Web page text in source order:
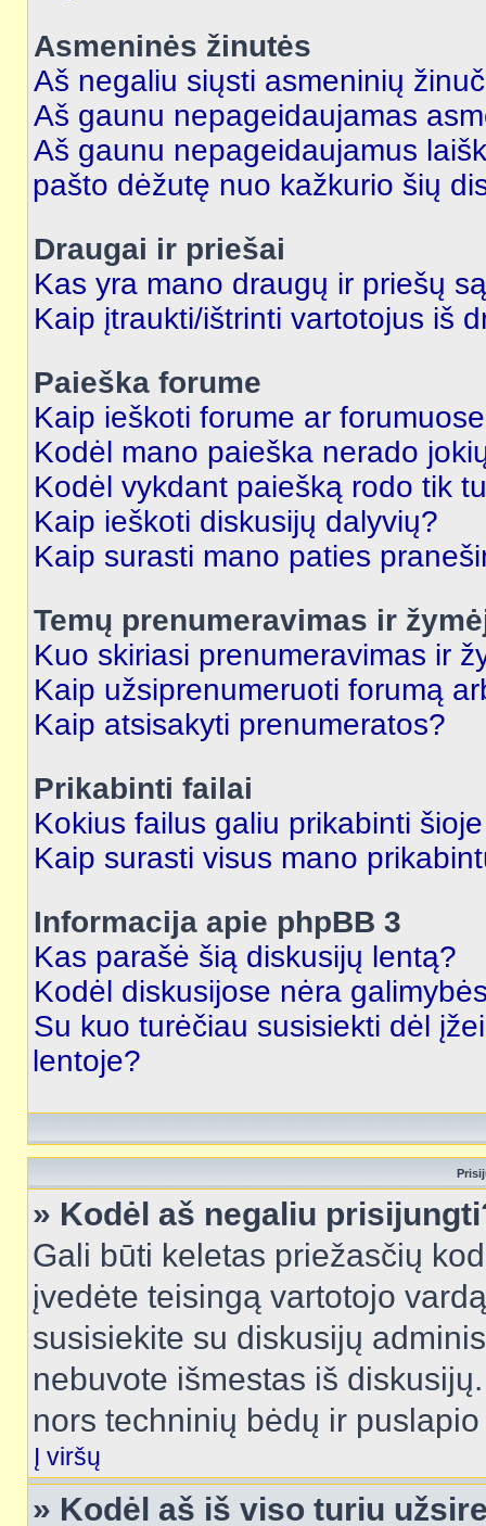
Asmeninės žinutės
Aš negaliu siųsti asmeninių
Aš gaunu nepageidaujamas
Aš gaunu nepageidaujamus
pašto dėžutę nuo kažkurio šių
Draugai ir priešai
Kas yra mano draugų ir priešų
Kaip įtraukti/ištrinti vartotojus iš
Paieška forume
Kaip ieškoti forume ar
Kodėl mano paieška nerado
Kodėl vykdant paiešką rodo tik
Kaip ieškoti diskusijų dalyvių?
Kaip surasti mano paties
Temų prenumeravimas ir
Kuo skiriasi prenumeravimas ir
Kaip užsiprenumeruoti forumą
Kaip atsisakyti prenumeratos?
Prikabinti failai
Kokius failus galiu prikabinti
Kaip surasti visus mano
Informacija apie phpBB 3
Kas parašė šią diskusijų lentą?
Kodėl diskusijose nėra
Su kuo turėčiau susisiekti dėl
lentoje?
» Kodėl aš negaliu
Gali būti keletas priežasčių
įvedėte teisingą vartotojo
susisiekite su diskusijų
nebuvote išmestas iš
nors techninių bėdų ir
Į viršų
» Kodėl aš iš viso turiu